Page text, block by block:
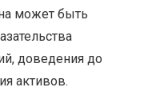
может быть
доведения до
активов.